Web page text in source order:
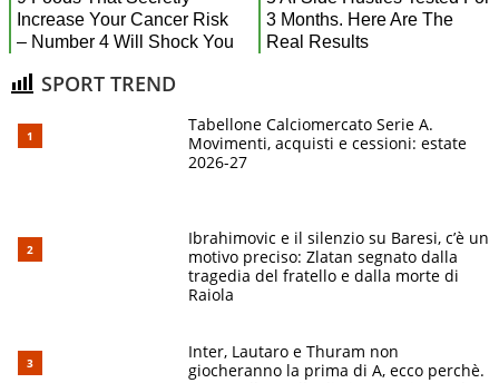
SPORT TREND
Tabellone Calciomercato Serie A.
Movimenti, acquisti e cessioni: estate
2026-27
Ibrahimovic e il silenzio su Baresi, c’è un
motivo preciso: Zlatan segnato dalla
tragedia del fratello e dalla morte di
Raiola
Inter, Lautaro e Thuram non
giocheranno la prima di A, ecco perchè.